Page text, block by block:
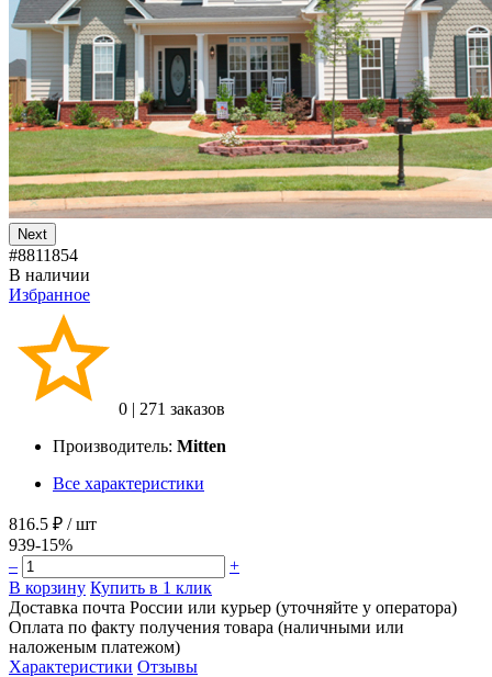
Next
#8811854
В наличии
Избранное
0 | 271 заказов
Производитель: Mitten
Все характеристики
816.5 ₽ / шт
939-15%
–
+
В корзину Купить в 1 клик
Доставка почта России или курьер (уточняйте у оператора)
Оплата по факту получения товара (наличными или
наложеным платежом)
Характеристики Отзывы